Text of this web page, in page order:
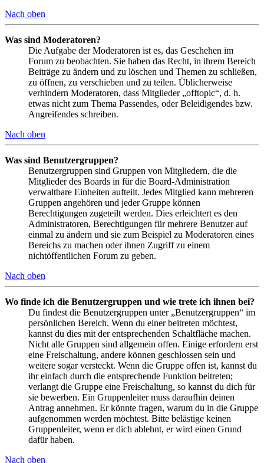
Nach oben
Was sind Moderatoren?
Die Aufgabe der Moderatoren ist es, das Geschehen im
Forum zu beobachten. Sie haben das Recht, in ihrem Bereich
Beiträge zu ändern und zu löschen und Themen zu schließen,
zu öffnen, zu verschieben und zu teilen. Üblicherweise
verhindern Moderatoren, dass Mitglieder „offtopic“, d. h.
etwas nicht zum Thema Passendes, oder Beleidigendes bzw.
Angreifendes schreiben.
Nach oben
Was sind Benutzergruppen?
Benutzergruppen sind Gruppen von Mitgliedern, die die
Mitglieder des Boards in für die Board-Administration
verwaltbare Einheiten aufteilt. Jedes Mitglied kann mehreren
Gruppen angehören und jeder Gruppe können
Berechtigungen zugeteilt werden. Dies erleichtert es den
Administratoren, Berechtigungen für mehrere Benutzer auf
einmal zu ändern und sie zum Beispiel zu Moderatoren eines
Bereichs zu machen oder ihnen Zugriff zu einem
nichtöffentlichen Forum zu geben.
Nach oben
Wo finde ich die Benutzergruppen und wie trete ich ihnen bei?
Du findest die Benutzergruppen unter „Benutzergruppen“ im
persönlichen Bereich. Wenn du einer beitreten möchtest,
kannst du dies mit der entsprechenden Schaltfläche machen.
Nicht alle Gruppen sind allgemein offen. Einige erfordern erst
eine Freischaltung, andere können geschlossen sein und
weitere sogar versteckt. Wenn die Gruppe offen ist, kannst du
ihr einfach durch die entsprechende Funktion beitreten;
verlangt die Gruppe eine Freischaltung, so kannst du dich für
sie bewerben. Ein Gruppenleiter muss daraufhin deinen
Antrag annehmen. Er könnte fragen, warum du in die Gruppe
aufgenommen werden möchtest. Bitte belästige keinen
Gruppenleiter, wenn er dich ablehnt, er wird einen Grund
dafür haben.
Nach oben